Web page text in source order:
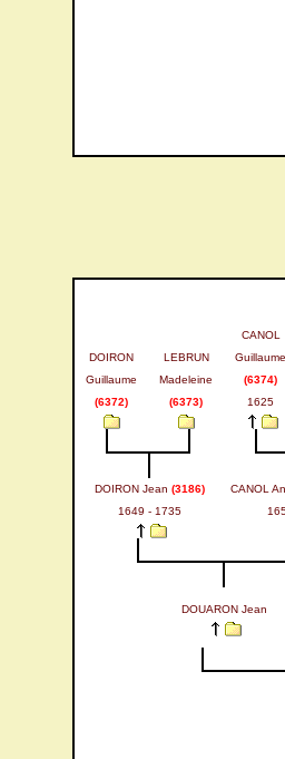
DOIRON
Guillaume
(6372)
LEBRUN
Madeleine
(6373)
CANOL
Guillaume
(6374)
1625
DOIRON Jean (3186)
1649 - 1735
CANOL
DOUARON Jean